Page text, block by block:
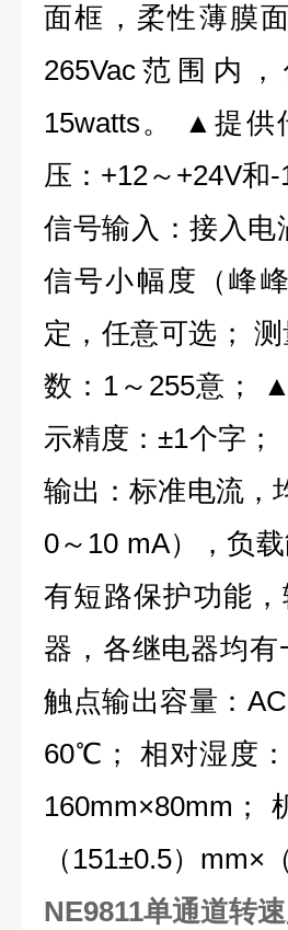
面框，柔性薄膜
265Vac范围内
15watts。 ▲提供
压：+12～+24V
信号输入：接入电
信号小幅度（峰
定，任意可选；
数：1～255意；
示精度：±1个字
输出：标准电流，
0～10 mA），负
有短路保护功能
器，各继电器均
触点输出容量：
60℃； 相对湿度
160mm×80mm；
（151±0.5）
NE9811单通道转